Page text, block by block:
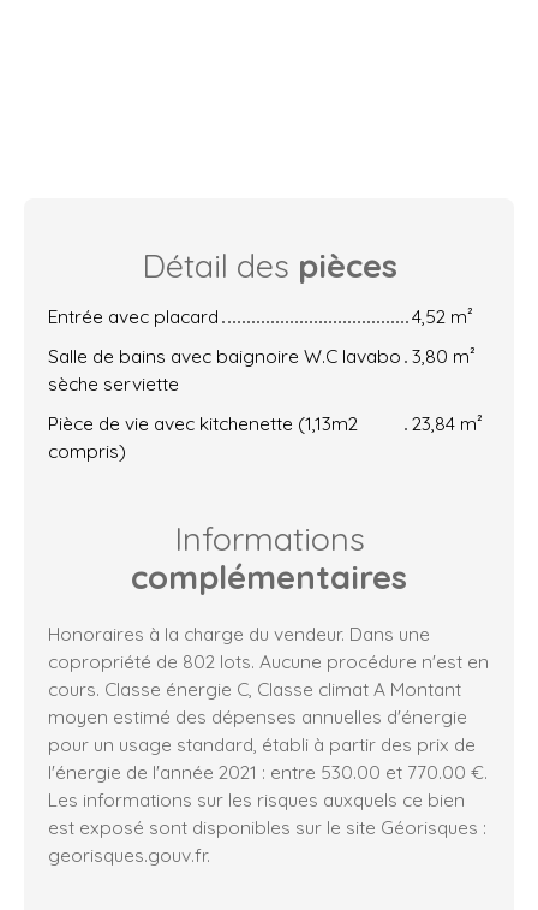
Détail des pièces
Entrée avec placard
4,52 m²
Salle de bains avec baignoire W.C lavabo
sèche serviette
3,80 m²
Pièce de vie avec kitchenette (1,13m2
compris)
23,84 m²
Informations
complémentaires
Honoraires à la charge du vendeur. Dans une
copropriété de 802 lots. Aucune procédure n'est en
cours. Classe énergie C, Classe climat A Montant
moyen estimé des dépenses annuelles d'énergie
pour un usage standard, établi à partir des prix de
l'énergie de l'année 2021 : entre 530.00 et 770.00 €.
Les informations sur les risques auxquels ce bien
est exposé sont disponibles sur le site Géorisques :
georisques.gouv.fr.